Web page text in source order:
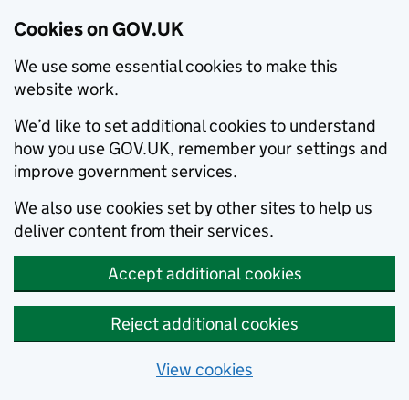
Cookies on GOV.UK
We use some essential cookies to make this
website work.
We’d like to set additional cookies to understand
how you use GOV.UK, remember your settings and
improve government services.
We also use cookies set by other sites to help us
deliver content from their services.
Accept additional cookies
Reject additional cookies
View cookies